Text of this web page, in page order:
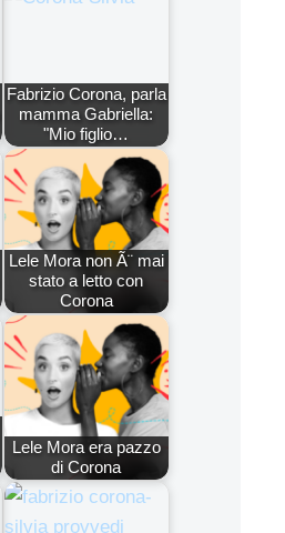
Fabrizio Corona, parla
mamma Gabriella:
"Mio figlio…
Lele Mora non Ã¨ mai
stato a letto con
Corona
Lele Mora era pazzo
di Corona